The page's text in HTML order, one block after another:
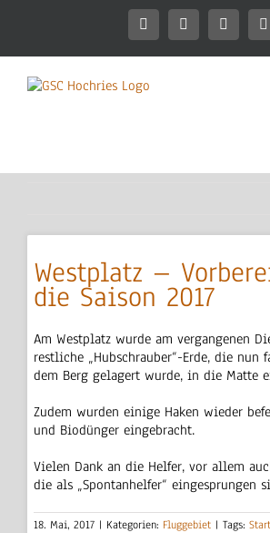
FacebookInstagram
Westplatz –
die Saison 2017
Am Westplatz wurde am vergangenen
restliche „Hubschrauber“-Erde, die nun
dem Berg gelagert wurde, in die Matte
Zudem wurden einige Haken wieder
und Biodünger eingebracht.
Vielen Dank an die Helfer, vor allem
die als „Spontanhelfer“ eingesprungen
18. Mai, 2017 | Kategorien: Fluggebiet | Tags: